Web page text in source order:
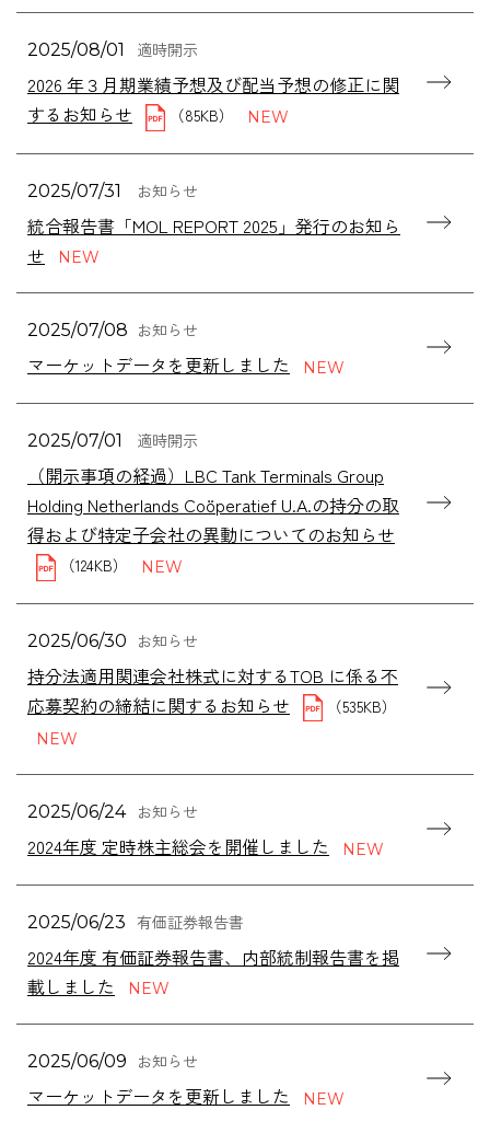
2025/08/01 適時開示
2026 年３月期業績予想及び配当予想の修正に関
するお知らせ
（85KB）
2025/07/31 お知らせ
統合報告書「MOL REPORT 2025」発行のお知ら
せ
2025/07/08 お知らせ
マーケットデータを更新しました
2025/07/01 適時開示
（開示事項の経過）LBC Tank Terminals Group
Holding Netherlands Coöperatief U.A.の持分の取
得および特定子会社の異動についてのお知らせ
（124KB）
2025/06/30 お知らせ
持分法適用関連会社株式に対するTOB に係る不
応募契約の締結に関するお知らせ
（535KB）
2025/06/24 お知らせ
2024年度 定時株主総会を開催しました
2025/06/23 有価証券報告書
2024年度 有価証券報告書、内部統制報告書を掲
載しました
2025/06/09 お知らせ
マーケットデータを更新しました